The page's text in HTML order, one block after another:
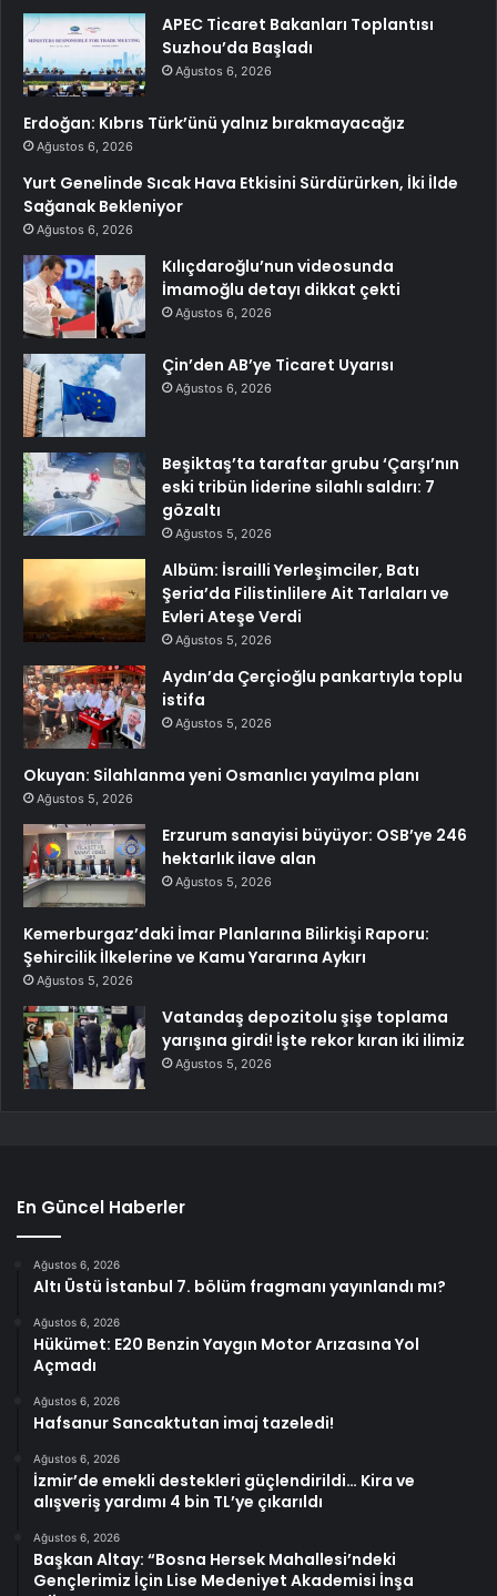
APEC Ticaret Bakanları Toplantısı
Suzhou’da Başladı
Ağustos 6, 2026
Erdoğan: Kıbrıs Türk’ünü yalnız bırakmayacağız
Ağustos 6, 2026
Yurt Genelinde Sıcak Hava Etkisini Sürdürürken, İki İlde
Sağanak Bekleniyor
Ağustos 6, 2026
Kılıçdaroğlu’nun videosunda
İmamoğlu detayı dikkat çekti
Ağustos 6, 2026
Çin’den AB’ye Ticaret Uyarısı
Ağustos 6, 2026
Beşiktaş’ta taraftar grubu ‘Çarşı’nın
eski tribün liderine silahlı saldırı: 7
gözaltı
Ağustos 5, 2026
Albüm: İsrailli Yerleşimciler, Batı
Şeria’da Filistinlilere Ait Tarlaları ve
Evleri Ateşe Verdi
Ağustos 5, 2026
Aydın’da Çerçioğlu pankartıyla toplu
istifa
Ağustos 5, 2026
Okuyan: Silahlanma yeni Osmanlıcı yayılma planı
Ağustos 5, 2026
Erzurum sanayisi büyüyor: OSB’ye 246
hektarlık ilave alan
Ağustos 5, 2026
Kemerburgaz’daki İmar Planlarına Bilirkişi Raporu:
Şehircilik İlkelerine ve Kamu Yararına Aykırı
Ağustos 5, 2026
Vatandaş depozitolu şişe toplama
yarışına girdi! İşte rekor kıran iki ilimiz
Ağustos 5, 2026
En Güncel Haberler
Ağustos 6, 2026
Altı Üstü İstanbul 7. bölüm fragmanı yayınlandı mı?
Ağustos 6, 2026
Hükümet: E20 Benzin Yaygın Motor Arızasına Yol
Açmadı
Ağustos 6, 2026
Hafsanur Sancaktutan imaj tazeledi!
Ağustos 6, 2026
İzmir’de emekli destekleri güçlendirildi… Kira ve
alışveriş yardımı 4 bin TL’ye çıkarıldı
Ağustos 6, 2026
Başkan Altay: “Bosna Hersek Mahallesi’ndeki
Gençlerimiz İçin Lise Medeniyet Akademisi İnşa